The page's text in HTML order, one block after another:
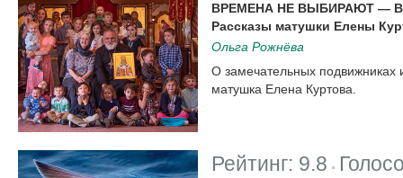
ВРЕМЕНА НЕ ВЫБИРАЮТ —
Рассказы матушки Елены
Ольга Рожнёва
О замечательных
матушка Елена Куртова.
Рейтинг: 9.8